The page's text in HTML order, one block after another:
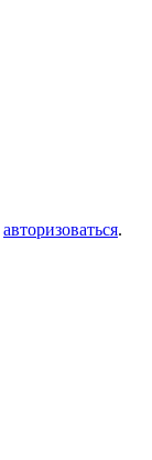
авторизоваться.